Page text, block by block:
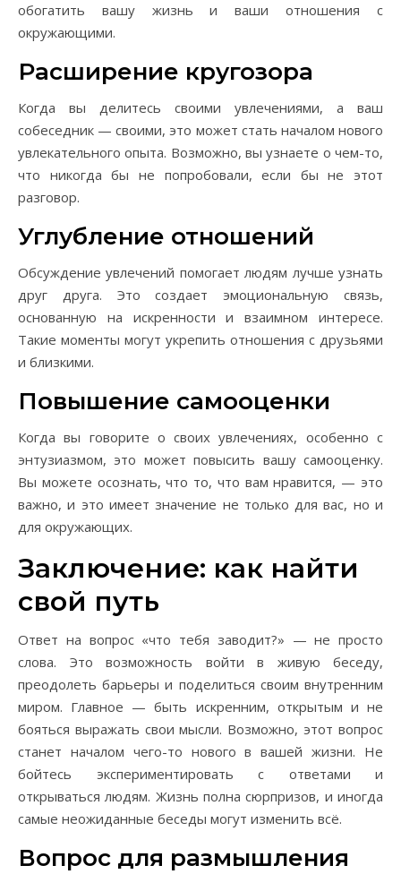
обогатить вашу жизнь и ваши отношения с
окружающими.
Расширение кругозора
Когда вы делитесь своими увлечениями, а ваш
собеседник — своими, это может стать началом нового
увлекательного опыта. Возможно, вы узнаете о чем-то,
что никогда бы не попробовали, если бы не этот
разговор.
Углубление отношений
Обсуждение увлечений помогает людям лучше узнать
друг друга. Это создает эмоциональную связь,
основанную на искренности и взаимном интересе.
Такие моменты могут укрепить отношения с друзьями
и близкими.
Повышение самооценки
Когда вы говорите о своих увлечениях, особенно с
энтузиазмом, это может повысить вашу самооценку.
Вы можете осознать, что то, что вам нравится, — это
важно, и это имеет значение не только для вас, но и
для окружающих.
Заключение: как найти
свой путь
Ответ на вопрос «что тебя заводит?» — не просто
слова. Это возможность войти в живую беседу,
преодолеть барьеры и поделиться своим внутренним
миром. Главное — быть искренним, открытым и не
бояться выражать свои мысли. Возможно, этот вопрос
станет началом чего-то нового в вашей жизни. Не
бойтесь экспериментировать с ответами и
открываться людям. Жизнь полна сюрпризов, и иногда
самые неожиданные беседы могут изменить всё.
Вопрос для размышления